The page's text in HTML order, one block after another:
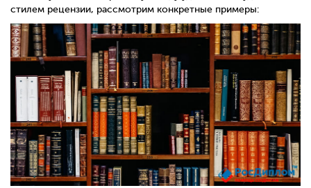
стилем рецензии, рассмотрим конкретные примеры: